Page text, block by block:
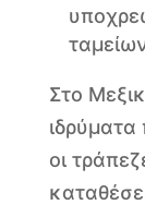
Στο
οι